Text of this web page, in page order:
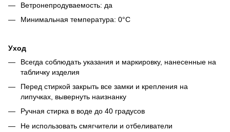
Ветронепродуваемость: да
Минимальная температура: 0°C
Уход
Всегда соблюдать указания и маркировку, нанесенные на
табличку изделия
Перед стиркой закрыть все замки и крепления на
липучках, вывернуть наизнанку
Ручная стирка в воде до 40 градусов
Не использовать смягчители и отбеливатели